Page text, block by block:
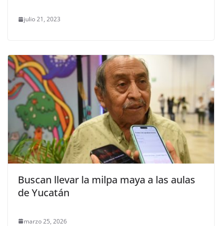
julio 21, 2023
Buscan llevar la milpa maya a las aulas
de Yucatán
marzo 25, 2026